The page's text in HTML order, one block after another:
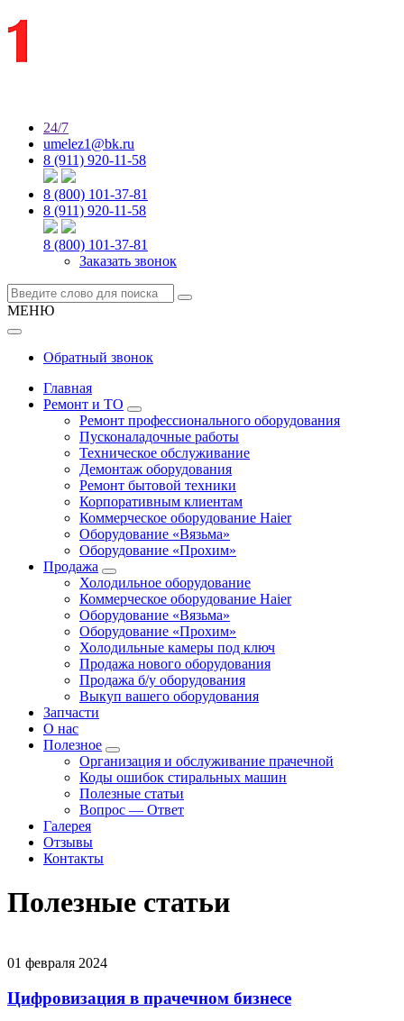
24/7
umelez1@bk.ru
8 (911) 920-11-58
8 (800) 101-37-81
8 (911) 920-11-58
8 (800) 101-37-81
Заказать звонок
МЕНЮ
Обратный звонок
Главная
Ремонт и ТО
Ремонт профессионального оборудования
Пусконаладочные работы
Техническое обслуживание
Демонтаж оборудования
Ремонт бытовой техники
Корпоративным клиентам
Коммерческое оборудование Haier
Оборудование «Вязьма»
Оборудование «Прохим»
Продажа
Холодильное оборудование
Коммерческое оборудование Haier
Оборудование «Вязьма»
Оборудование «Прохим»
Холодильные камеры под ключ
Продажа нового оборудования
Продажа б/у оборудования
Выкуп вашего оборудования
Запчасти
О нас
Полезное
Организация и обслуживание прачечной
Коды ошибок стиральных машин
Полезные статьи
Вопрос — Ответ
Галерея
Отзывы
Контакты
Полезные статьи
01 февраля 2024
Цифровизация в прачечном бизнесе